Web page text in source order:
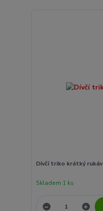
Dívčí triko krátký rukáv
Skladem 1 ks